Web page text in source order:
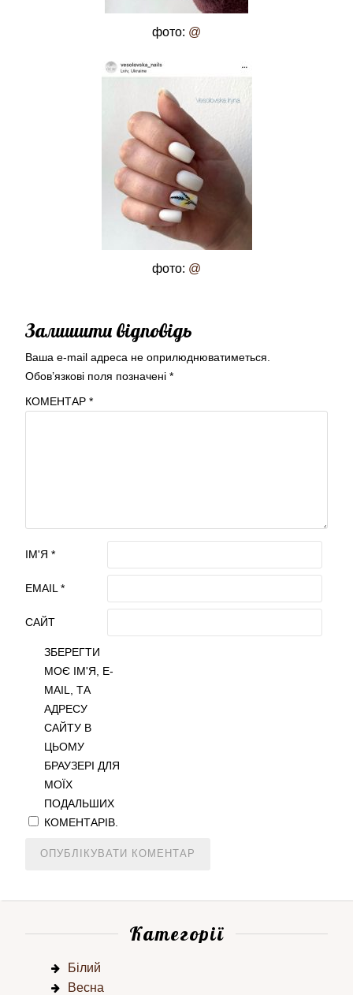
фото: @
фото: @
Залишити відповідь
Ваша e-mail адреса не оприлюднюватиметься.
Обов’язкові поля позначені *
КОМЕНТАР *
ІМ'Я *
EMAIL *
САЙТ
ЗБЕРЕГТИ
МОЄ ІМ'Я, E-
MAIL, ТА
АДРЕСУ
САЙТУ В
ЦЬОМУ
БРАУЗЕРІ ДЛЯ
МОЇХ
ПОДАЛЬШИХ
КОМЕНТАРІВ.
Категорії
Білий
Весна